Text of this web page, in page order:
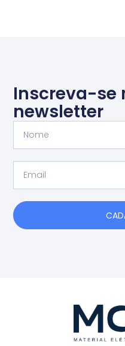
Inscreva-se
newsletter